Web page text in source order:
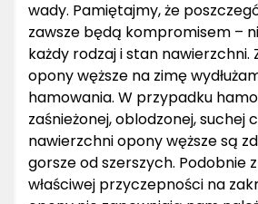
wady. Pamiętajmy, że
zawsze będą kompromisem –
każdy rodzaj i stan nawierzchni.
opony węższe na zimę
hamowania. W przypadku
zaśnieżonej, oblodzonej, suchej
nawierzchni opony węższe są
gorsze od szerszych. Podobnie
właściwej przyczepności na